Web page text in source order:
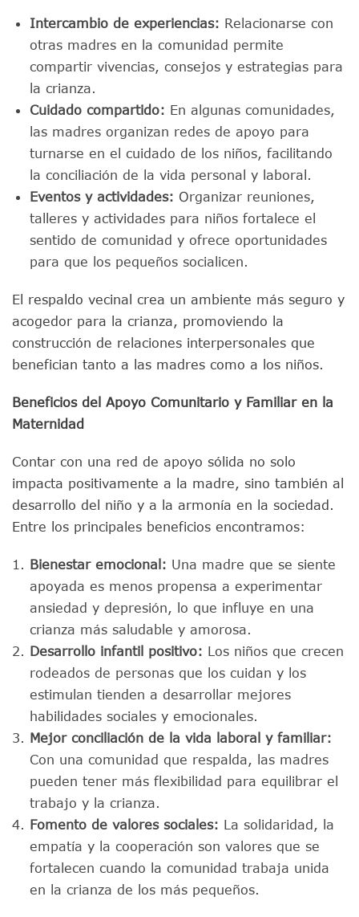
Intercambio de experiencias: Relacionarse con
otras madres en la comunidad permite
compartir vivencias, consejos y estrategias para
la crianza.
Cuidado compartido: En algunas comunidades,
las madres organizan redes de apoyo para
turnarse en el cuidado de los niños, facilitando
la conciliación de la vida personal y laboral.
Eventos y actividades: Organizar reuniones,
talleres y actividades para niños fortalece el
sentido de comunidad y ofrece oportunidades
para que los pequeños socialicen.
El respaldo vecinal crea un ambiente más seguro y
acogedor para la crianza, promoviendo la
construcción de relaciones interpersonales que
benefician tanto a las madres como a los niños.
Beneficios del Apoyo Comunitario y Familiar en la
Maternidad
Contar con una red de apoyo sólida no solo
impacta positivamente a la madre, sino también al
desarrollo del niño y a la armonía en la sociedad.
Entre los principales beneficios encontramos:
Bienestar emocional: Una madre que se siente
apoyada es menos propensa a experimentar
ansiedad y depresión, lo que influye en una
crianza más saludable y amorosa.
Desarrollo infantil positivo: Los niños que crecen
rodeados de personas que los cuidan y los
estimulan tienden a desarrollar mejores
habilidades sociales y emocionales.
Mejor conciliación de la vida laboral y familiar:
Con una comunidad que respalda, las madres
pueden tener más flexibilidad para equilibrar el
trabajo y la crianza.
Fomento de valores sociales: La solidaridad, la
empatía y la cooperación son valores que se
fortalecen cuando la comunidad trabaja unida
en la crianza de los más pequeños.